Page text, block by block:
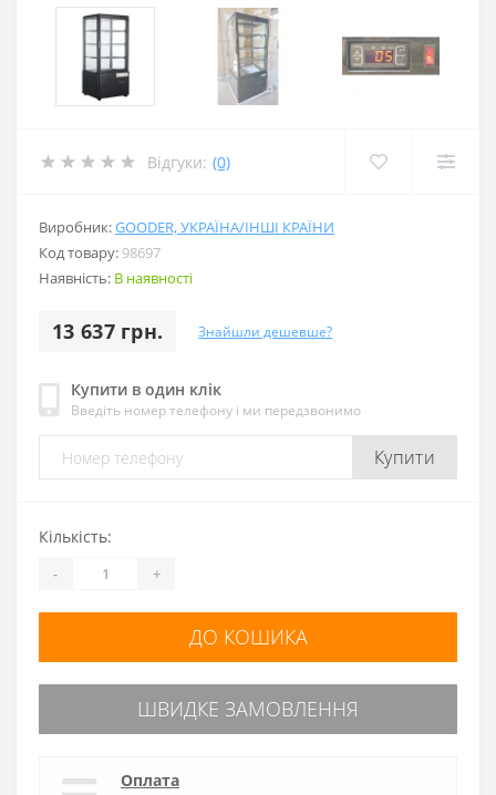
Відгуки: (0)
Виробник:GOODER, УКРАЇНА/ІНШІ КРАЇНИ
Код товару: 98697
Наявність: В наявності
13 637 грн. Знайшли дешевше?
Купити в один клік
Введіть номер телефону і ми передзвонимо
Купити
Кількість:
- +
ДО КОШИКА
ШВИДКЕ ЗАМОВЛЕННЯ
Оплата